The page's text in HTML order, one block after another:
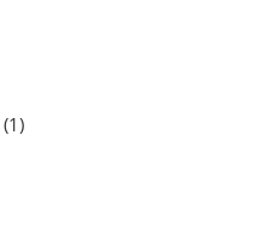
(1)